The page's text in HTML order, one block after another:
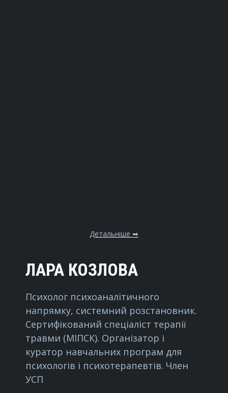
Детальніше ➡
ЛАРА КОЗЛОВА
Психолог психоаналітичного
напрямку, системний розстановник.
Сертифікований спеціаліст терапії
травми (МІПСК). Організатор і
куратор навчальних програм для
психологів і психотерапевтів. Член
УСП